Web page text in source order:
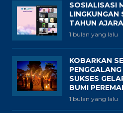
SOSIALISASI
LINGKUNGAN
TAHUN
1 bulan yang lalu
KOBARKAN
SUKSES
BUMI
1 bulan yang lalu